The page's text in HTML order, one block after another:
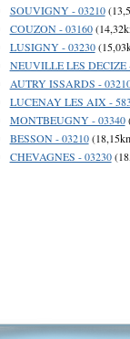
SOUVIGNY - 03210
COUZON - 03160
LUSIGNY - 03230
NEUVILLE LES DECIZE
AUTRY ISSARDS -
LUCENAY LES AIX -
MONTBEUGNY - 03340
BESSON - 03210
CHEVAGNES - 03230